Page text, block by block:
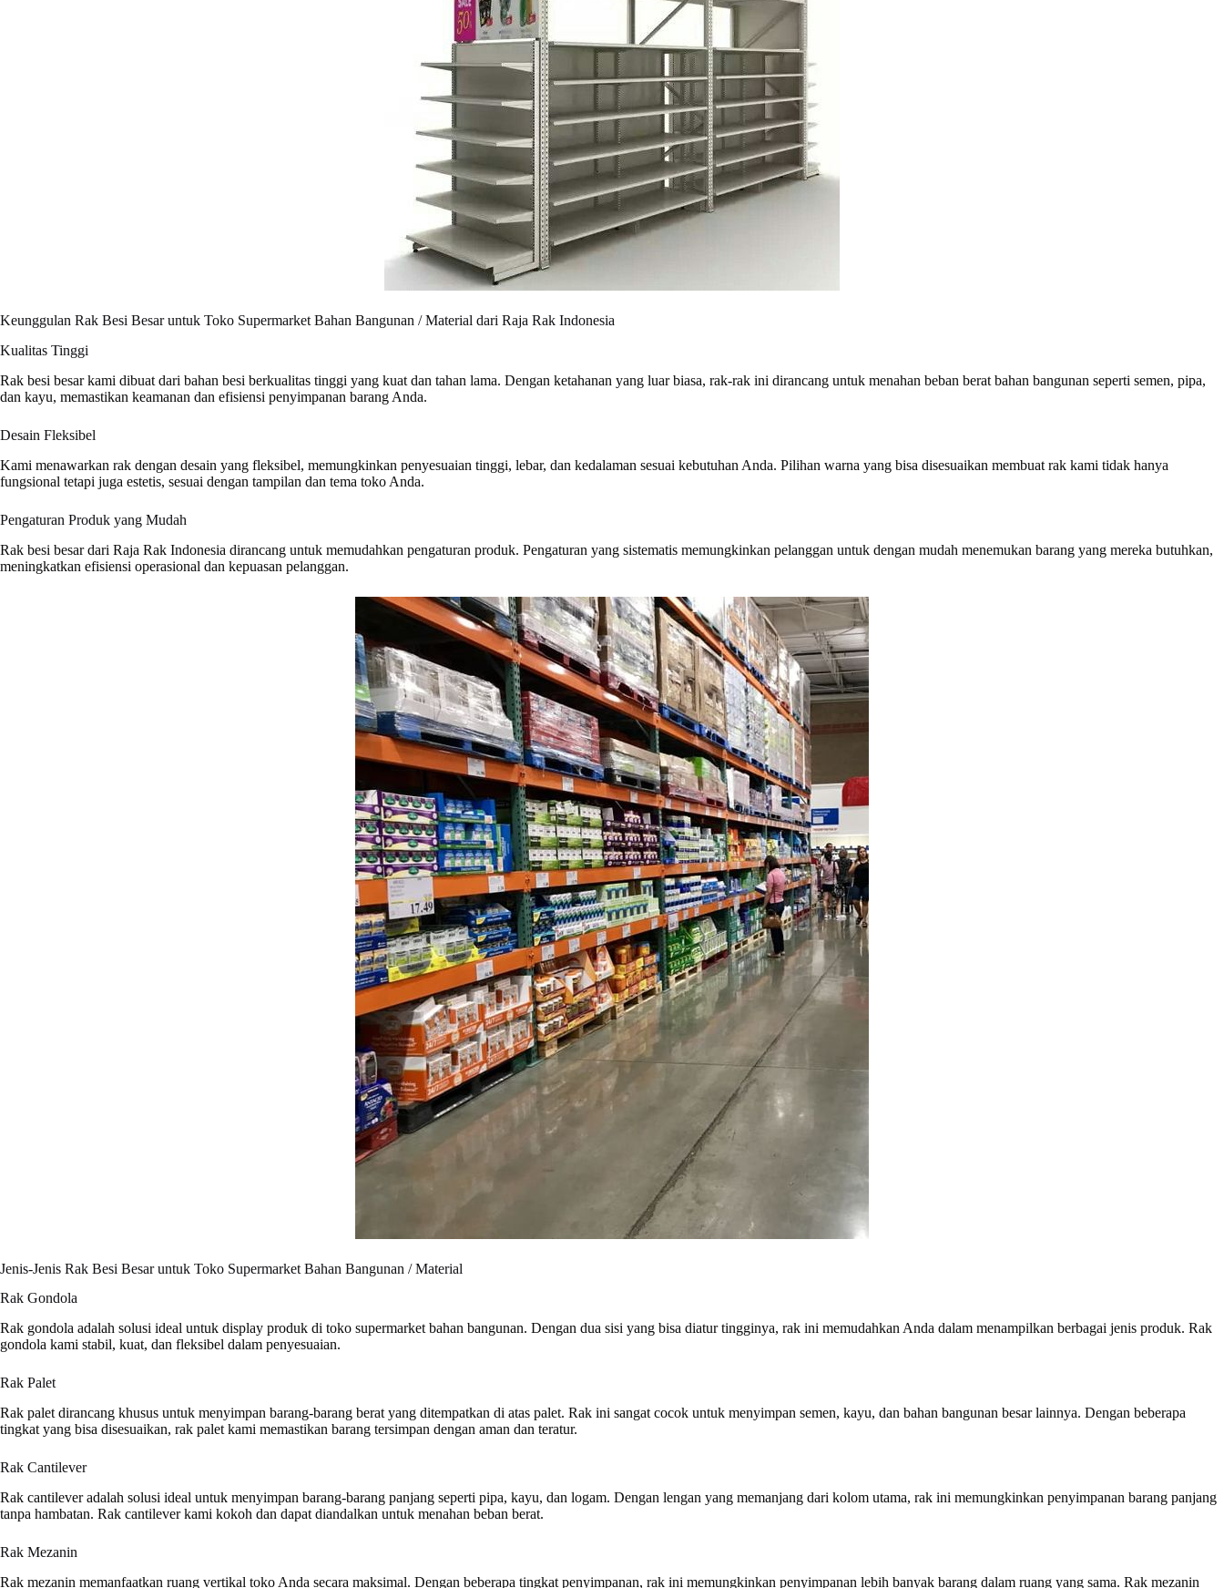
Keunggulan Rak Besi Besar untuk Toko Supermarket Bahan Bangunan / Material dari Raja Rak Indonesia
Kualitas Tinggi
Rak besi besar kami dibuat dari bahan besi berkualitas tinggi yang kuat dan tahan lama. Dengan ketahanan yang luar biasa, rak-rak ini dirancang untuk menahan beban berat bahan bangunan seperti semen, pipa,
dan kayu, memastikan keamanan dan efisiensi penyimpanan barang Anda.
Desain Fleksibel
Kami menawarkan rak dengan desain yang fleksibel, memungkinkan penyesuaian tinggi, lebar, dan kedalaman sesuai kebutuhan Anda. Pilihan warna yang bisa disesuaikan membuat rak kami tidak hanya
fungsional tetapi juga estetis, sesuai dengan tampilan dan tema toko Anda.
Pengaturan Produk yang Mudah
Rak besi besar dari Raja Rak Indonesia dirancang untuk memudahkan pengaturan produk. Pengaturan yang sistematis memungkinkan pelanggan untuk dengan mudah menemukan barang yang mereka butuhkan,
meningkatkan efisiensi operasional dan kepuasan pelanggan.
Jenis-Jenis Rak Besi Besar untuk Toko Supermarket Bahan Bangunan / Material
Rak Gondola
Rak gondola adalah solusi ideal untuk display produk di toko supermarket bahan bangunan. Dengan dua sisi yang bisa diatur tingginya, rak ini memudahkan Anda dalam menampilkan berbagai jenis produk. Rak
gondola kami stabil, kuat, dan fleksibel dalam penyesuaian.
Rak Palet
Rak palet dirancang khusus untuk menyimpan barang-barang berat yang ditempatkan di atas palet. Rak ini sangat cocok untuk menyimpan semen, kayu, dan bahan bangunan besar lainnya. Dengan beberapa
tingkat yang bisa disesuaikan, rak palet kami memastikan barang tersimpan dengan aman dan teratur.
Rak Cantilever
Rak cantilever adalah solusi ideal untuk menyimpan barang-barang panjang seperti pipa, kayu, dan logam. Dengan lengan yang memanjang dari kolom utama, rak ini memungkinkan penyimpanan barang panjang
tanpa hambatan. Rak cantilever kami kokoh dan dapat diandalkan untuk menahan beban berat.
Rak Mezanin
Rak mezanin memanfaatkan ruang vertikal toko Anda secara maksimal. Dengan beberapa tingkat penyimpanan, rak ini memungkinkan penyimpanan lebih banyak barang dalam ruang yang sama. Rak mezanin